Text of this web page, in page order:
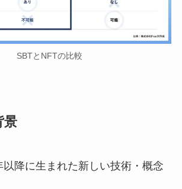
SBTとNFTの比較
景
以降に生まれた新しい技術・概念